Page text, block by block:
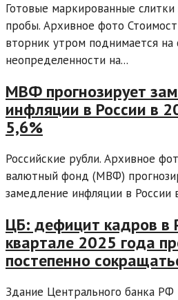
Готовые маркированные
пробы. Архивное фото
вторник утром поднимается на
неопределенности на...
МВФ прогнозирует
инфляции в России в
5,6%
Российские рубли. Архивное
валютный фонд (МВФ)
замедление инфляции в России
ЦБ: дефицит кадров в
квартале 2025 года
постепенно
Здание Центрального банка